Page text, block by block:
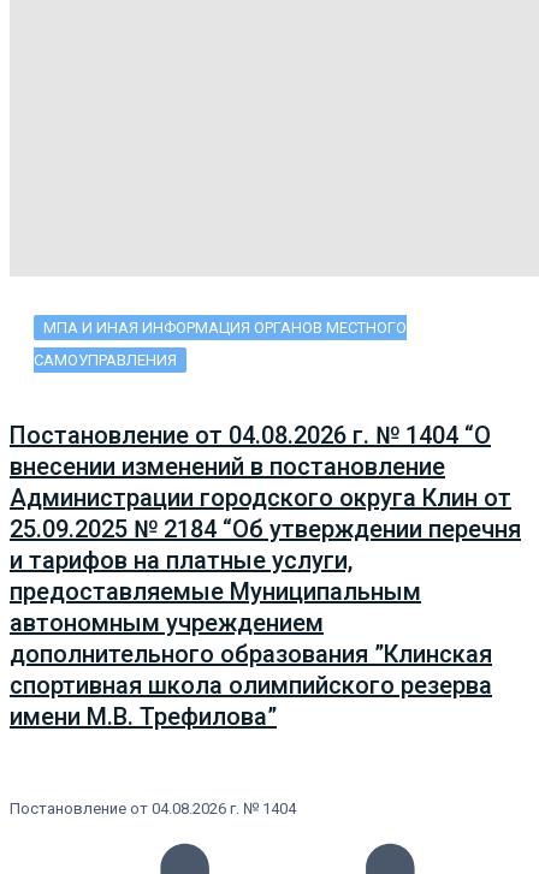
МПА И ИНАЯ ИНФОРМАЦИЯ ОРГАНОВ МЕСТНОГО
САМОУПРАВЛЕНИЯ
Постановление от 04.08.2026 г. № 1404 “О
внесении изменений в постановление
Администрации городского округа Клин от
25.09.2025 № 2184 “Об утверждении перечня
и тарифов на платные услуги,
предоставляемые Муниципальным
автономным учреждением
дополнительного образования ”Клинская
спортивная школа олимпийского резерва
имени М.В. Трефилова”
Постановление от 04.08.2026 г. № 1404